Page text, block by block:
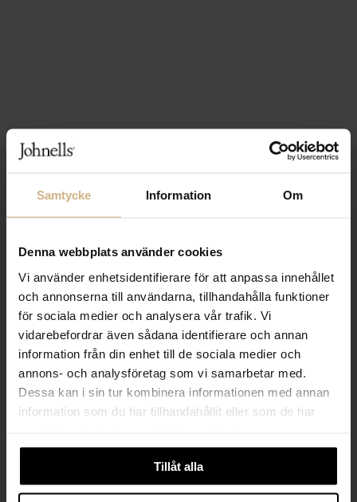
Samtycke Information Om
Denna webbplats använder cookies
Vi använder enhetsidentifierare för att anpassa innehållet
och annonserna till användarna, tillhandahålla funktioner
för sociala medier och analysera vår trafik. Vi
vidarebefordrar även sådana identifierare och annan
information från din enhet till de sociala medier och
annons- och analysföretag som vi samarbetar med.
Dessa kan i sin tur kombinera informationen med annan
information som du har tillhandahållit eller som de har
Tillåt alla
Håll dig uppdaterad
PRENUMERERA PÅ VÅRT NYHETSBREV
Kvinna Man
PRENUMERERA
HANDLA TRYGGT OCH SMIDIGT